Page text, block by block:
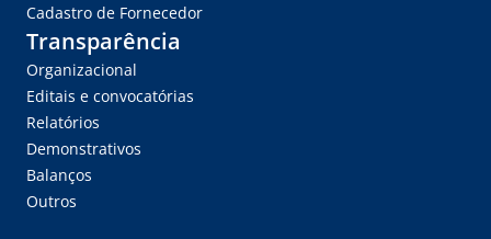
Cadastro de Fornecedor
Transparência
Organizacional
Editais e convocatórias
Relatórios
Demonstrativos
Balanços
Outros